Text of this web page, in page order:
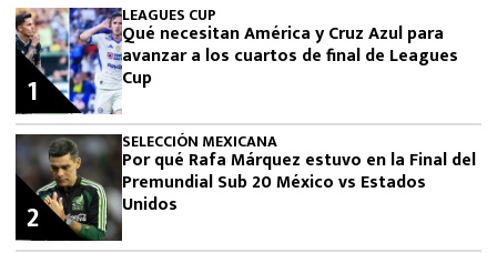
LEAGUES CUP
Qué necesitan América y Cruz Azul para
avanzar a los cuartos de final de Leagues
Cup
1
SELECCIÓN MEXICANA
Por qué Rafa Márquez estuvo en la Final del
Premundial Sub 20 México vs Estados
Unidos
2